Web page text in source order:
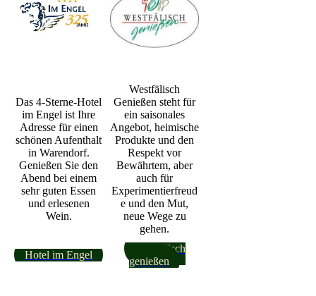
Das 4-Sterne-Hotel
im Engel ist Ihre
Adresse für einen
schönen Aufenthalt
in Warendorf.
Genießen Sie den
Abend bei einem
sehr guten Essen
und erlesenen
Wein.
Westfälisch
Genießen steht für
ein saisonales
Angebot, heimische
Produkte und den
Respekt vor
Bewährtem, aber
auch für
Experimentierfreud
e und den Mut,
neue Wege zu
gehen.
Hotel im Engel
Westfälisch
genießen